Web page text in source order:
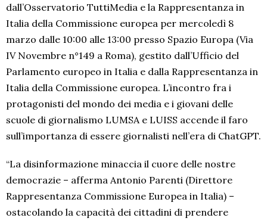
dall’Osservatorio TuttiMedia e la Rappresentanza in
Italia della Commissione europea per mercoledì 8
marzo dalle 10:00 alle 13:00 presso Spazio Europa (Via
IV Novembre n°149 a Roma), gestito dall’Ufficio del
Parlamento europeo in Italia e dalla Rappresentanza in
Italia della Commissione europea. L’incontro fra i
protagonisti del mondo dei media e i giovani delle
scuole di giornalismo LUMSA e LUISS accende il faro
sull’importanza di essere giornalisti nell’era di ChatGPT.
“La disinformazione minaccia il cuore delle nostre
democrazie – afferma Antonio Parenti (Direttore
Rappresentanza Commissione Europea in Italia) –
ostacolando la capacità dei cittadini di prendere